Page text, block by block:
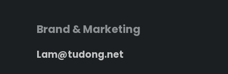
Brand & Marketing
Lam@tudong.net